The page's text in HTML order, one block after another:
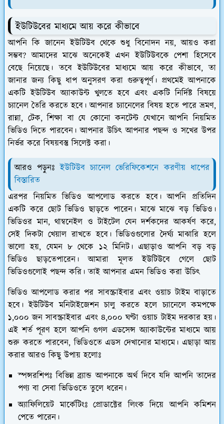
ইউটিউবের মাধ‍্যমে আয় করে কীভাবে
আপনি কি জানেন ইউটিউব থেকে শুধু বিনোদন নয়, আয়ও করা
সম্ভব? আমাদের মাঝে অনেকেই এখন ইউটিউবকে পেশা হিসেবে
বেছে নিয়েছে। তবে ইউটিউবের মাধ‍্যমে আয় করে কীভাবে, তা
জানার জন্য কিছু ধাপ অনুসরণ করা গুরুত্বপূর্ণ। প্রথমেই আপনাকে
একটি ইউটিউব অ্যাকাউন্ট খুলতে হবে এবং একটি নির্দিষ্ট বিষয়ে
চ্যানেল তৈরি করতে হবে। আপনার চ‍্যানেলের বিষয় হতে পারে ভ্রমণ,
রান্না, টেক, শিক্ষা বা যে কোনো কনটেন্ট যেখানে আপনি নিয়মিত
ভিডিও দিতে পারবেন। আপনার উচিৎ আপনার পছন্দ ও সখের উপর
নির্ভর করে বিষয়বস্তু সিলেক্ট করা।
আরও পড়ুনঃইউটিউব চ্যানেল ভেরিফিকেশনে করণীয় ধাপের
বিস্তারিত
এরপর নিয়মিত ভিডিও আপলোড করতে হবে। আপনি প্রতিদিন
একটি করে ছোট ভিডিও ছাড়তে পারেন। মাঝে মাঝে বড় ভিডিও।
ভিডিওর মান, থাম্বনেইল ও টাইটেল যেন দর্শকদের আকর্ষণ করে,
সেই দিকটা খেয়াল রাখতে হবে। ভিডিওগুলোর দৈর্ঘ্য মাঝারি হলে
ভালো হয়, যেমন ৮ থেকে ১২ মিনিট। এছাড়াও আপনি বড় বড়
ভিডিও ছাড়তেপারেন। আমারা মূলত ইউটিউবে গেলে ছোট
ভিডিওগুলোই পছন্দ করি। তাই আপনার এমন ভিডিও করা উচিৎ
ভিডিও আপলোড করার পর সাবস্ক্রাইবার এবং ওয়াচ টাইম বাড়াতে
হবে। ইউটিউব মনিটাইজেশন চালু করতে হলে চ্যানেলে কমপক্ষে
১,০০০ জন সাবস্ক্রাইবার এবং ৪,০০০ ঘণ্টা ওয়াচ টাইম দরকার হয়।
এই শর্ত পূরণ হলে আপনি গুগল এডসেন্স অ্যাকাউন্টের মাধ্যমে আয়
শুরু করতে পারবেন, ভিডিওতে এডস দেখানোর মাধ‍্যমে। এছাড়া আয়
করার আরও কিছু উপায় হলোঃ
স্পন্সরশিপঃবিভিন্ন ব্র্যান্ড আপনাকে অর্থ দিবে যদি আপনি তাদের
পণ্য বা সেবা ভিডিওতে তুলে ধরেন।
অ্যাফিলিয়েট মার্কেটিংঃ প্রোডাক্টের লিংক দিয়ে আপনি কমিশন
পেতে পারেন।